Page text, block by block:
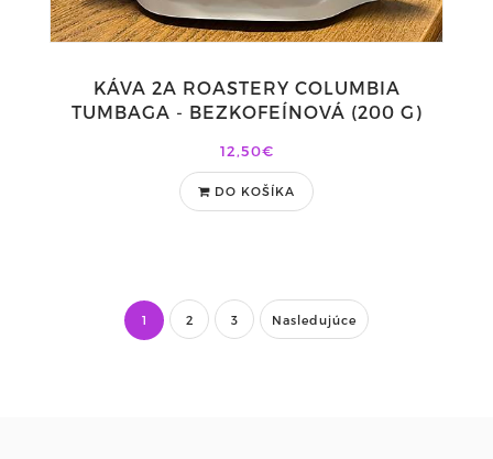
KÁVA 2A ROASTERY COLUMBIA
TUMBAGA - BEZKOFEÍNOVÁ (200 G)
12,50€
DO KOŠÍKA
1 2 3 Nasledujúce